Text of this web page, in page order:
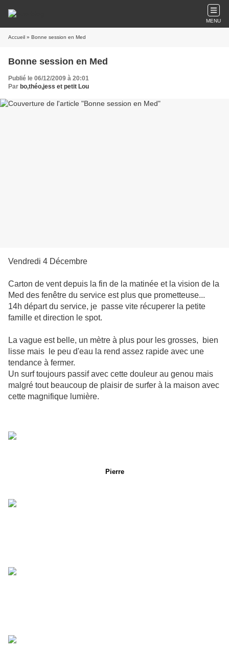
MENU
Accueil » Bonne session en Med
Bonne session en Med
Publié le 06/12/2009 à 20:01
Par bo,théo,jess et petit Lou
Vendredi 4 Décembre
Carton de vent depuis la fin de la matinée et la vision de la
Med des fenêtre du service est plus que prometteuse...
14h départ du service, je passe vite récuperer la petite
famille et direction le spot.
La vague est belle, un mètre à plus pour les grosses, bien
lisse mais le peu d'eau la rend assez rapide avec une
tendance à fermer.
Un surf toujours passif avec cette douleur au genou mais
malgré tout beaucoup de plaisir de surfer à la maison avec
cette magnifique lumière.
Pierre